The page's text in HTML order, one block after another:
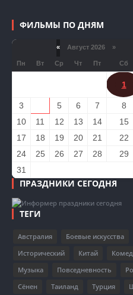
ФИЛЬМЫ ПО ДНЯМ
« Август 2026 »
Пн Вт Ср Чт Пт Сб
1
3 5 6 7 8
10
11 12 13 14 15
17
18 19 20 21 22
24
25 26 27 28 29
31
ПРАЗДНИКИ СЕГОДНЯ
ТЕГИ
Австралия Боевые искусства
Исторический
Китай
Музыка
Повседневность
Сёнен
Таиланд Турция